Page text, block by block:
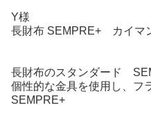
Y様
長財布 SEMPRE+ カイマ
長財布のスタンダード
個性的な金具を使用し、
SEMPRE+